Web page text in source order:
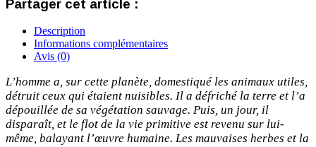
Partager cet article :
Description
Informations complémentaires
Avis (0)
L’homme a, sur cette planète, domestiqué les animaux utiles,
détruit ceux qui étaient nuisibles. Il a défriché la terre et l’a
dépouillée de sa végétation sauvage. Puis, un jour, il
disparaît, et le flot de la vie primitive est revenu sur lui-
même, balayant l’œuvre humaine. Les mauvaises herbes et la